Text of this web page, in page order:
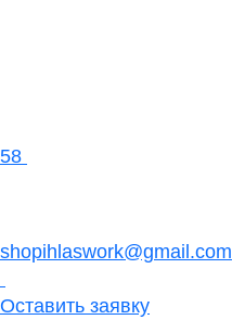
58
shopihlaswork@gmail.com
Оставить заявку